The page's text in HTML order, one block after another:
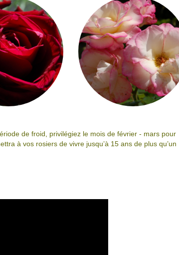
de froid, privilégiez le mois de février - mars pour
à vos rosiers de vivre jusqu’à 15 ans de plus qu’un